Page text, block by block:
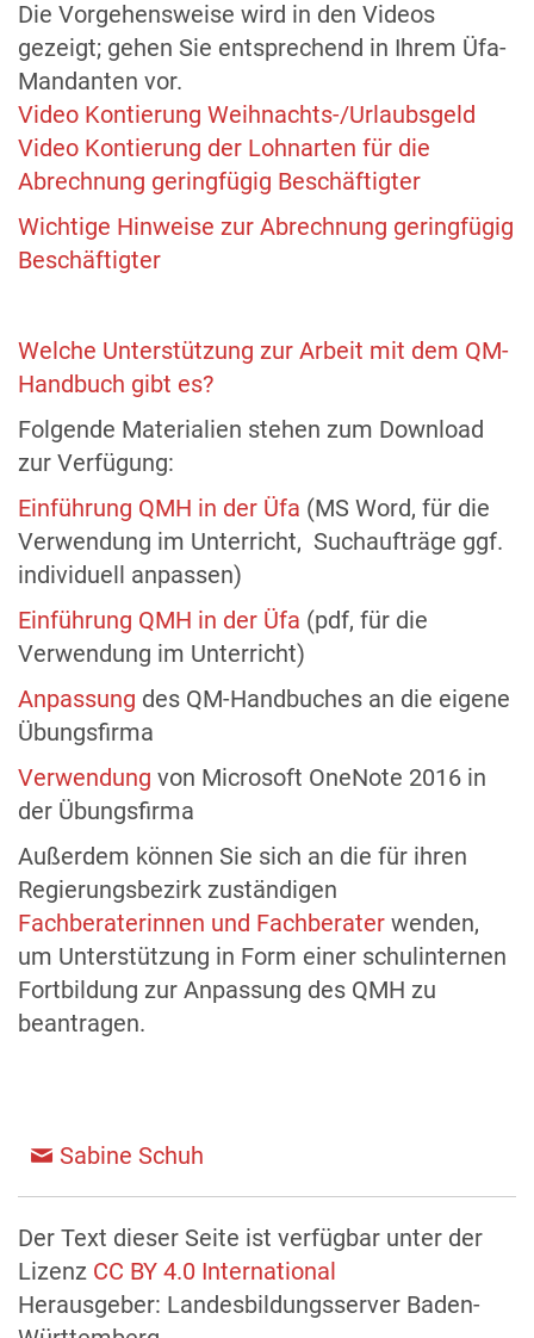
Die Vorgehensweise wird in den Videos
gezeigt; gehen Sie entsprechend in Ihrem Üfa-
Mandanten vor.
Video Kontierung Weihnachts-/Urlaubsgeld
Video Kontierung der Lohnarten für die
Abrechnung geringfügig Beschäftigter
Wichtige Hinweise zur Abrechnung geringfügig
Beschäftigter
Welche Unterstützung zur Arbeit mit dem QM-
Handbuch gibt es?
Folgende Materialien stehen zum Download
zur Verfügung:
Einführung QMH in der Üfa (MS Word, für die
Verwendung im Unterricht, Suchaufträge ggf.
individuell anpassen)
Einführung QMH in der Üfa (pdf, für die
Verwendung im Unterricht)
Anpassung des QM-Handbuches an die eigene
Übungsfirma
Verwendung von Microsoft OneNote 2016 in
der Übungsfirma
Außerdem können Sie sich an die für ihren
Regierungsbezirk zuständigen
Fachberaterinnen und Fachberater wenden,
um Unterstützung in Form einer schulinternen
Fortbildung zur Anpassung des QMH zu
beantragen.
Sabine Schuh
Der Text dieser Seite ist verfügbar unter der
Lizenz CC BY 4.0 International
Herausgeber: Landesbildungsserver Baden-